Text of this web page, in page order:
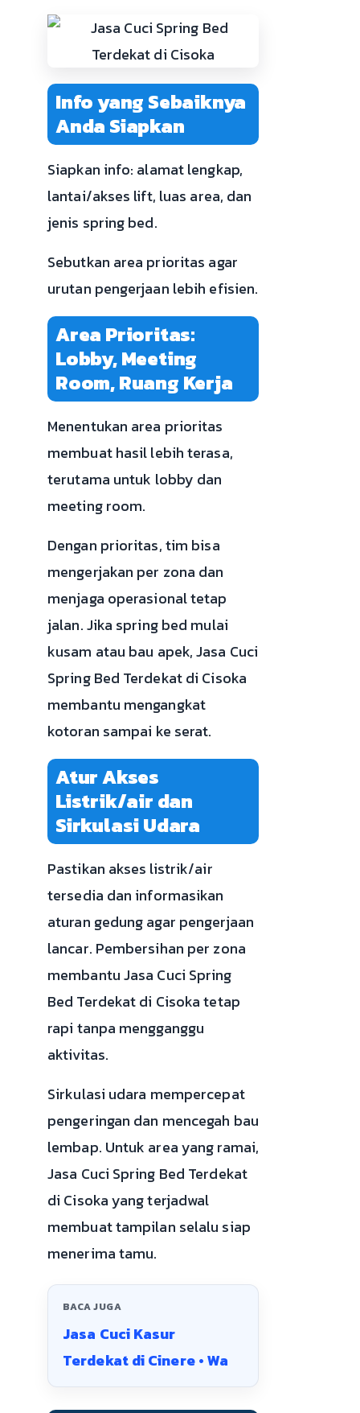
Info yang Sebaiknya
Anda Siapkan
Siapkan info: alamat lengkap,
lantai/akses lift, luas area, dan
jenis spring bed.
Sebutkan area prioritas agar
urutan pengerjaan lebih efisien.
Area Prioritas:
Lobby, Meeting
Room, Ruang Kerja
Menentukan area prioritas
membuat hasil lebih terasa,
terutama untuk lobby dan
meeting room.
Dengan prioritas, tim bisa
mengerjakan per zona dan
menjaga operasional tetap
jalan. Jika spring bed mulai
kusam atau bau apek, Jasa Cuci
Spring Bed Terdekat di Cisoka
membantu mengangkat
kotoran sampai ke serat.
Atur Akses
Listrik/air dan
Sirkulasi Udara
Pastikan akses listrik/air
tersedia dan informasikan
aturan gedung agar pengerjaan
lancar. Pembersihan per zona
membantu Jasa Cuci Spring
Bed Terdekat di Cisoka tetap
rapi tanpa mengganggu
aktivitas.
Sirkulasi udara mempercepat
pengeringan dan mencegah bau
lembap. Untuk area yang ramai,
Jasa Cuci Spring Bed Terdekat
di Cisoka yang terjadwal
membuat tampilan selalu siap
menerima tamu.
BACA JUGA
Jasa Cuci Kasur
Terdekat di Cinere • Wa